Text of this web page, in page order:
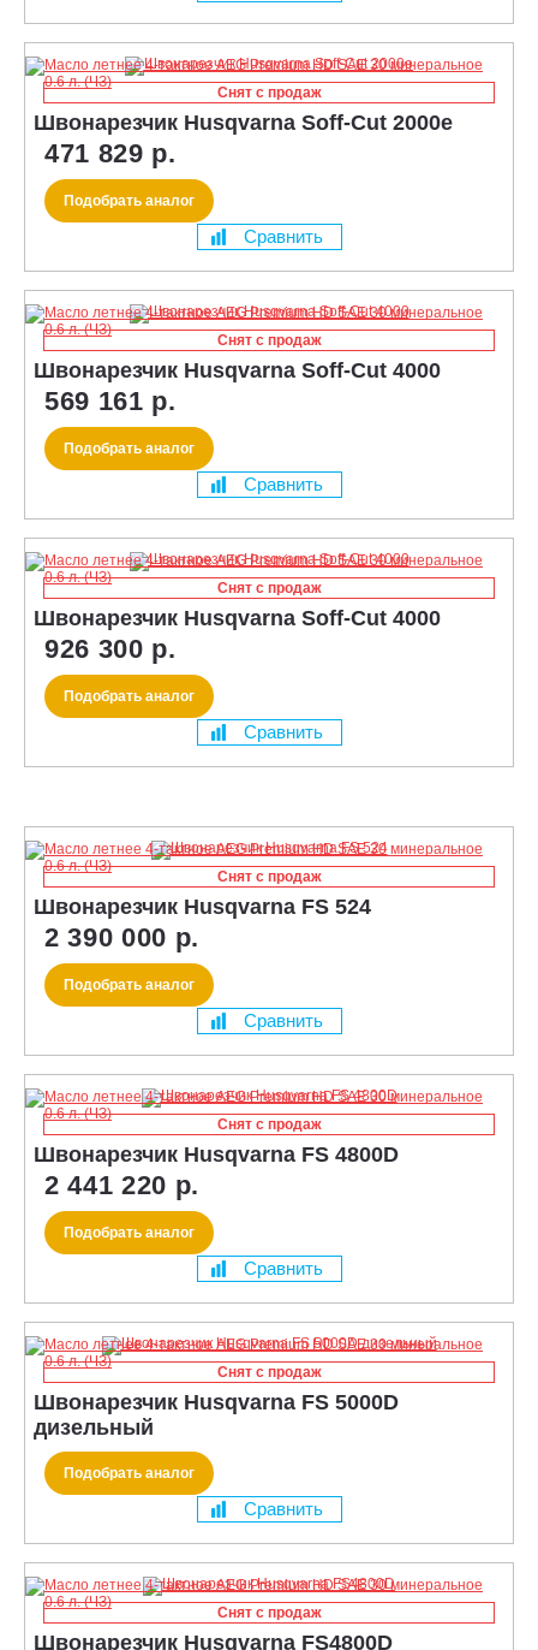
Снят с продаж
Швонарезчик Husqvarna Soff-Cut 2000e
471 829 р.
Подобрать аналог
Сравнить
Снят с продаж
Швонарезчик Husqvarna Soff-Cut 4000
569 161 р.
Подобрать аналог
Сравнить
Снят с продаж
Швонарезчик Husqvarna Soff-Cut 4000
926 300 р.
Подобрать аналог
Сравнить
Снят с продаж
Швонарезчик Husqvarna FS 524
2 390 000 р.
Подобрать аналог
Сравнить
Снят с продаж
Швонарезчик Husqvarna FS 4800D
2 441 220 р.
Подобрать аналог
Сравнить
Снят с продаж
Швонарезчик Husqvarna FS 5000D
дизельный
Подобрать аналог
Сравнить
Снят с продаж
Швонарезчик Husqvarna FS4800D